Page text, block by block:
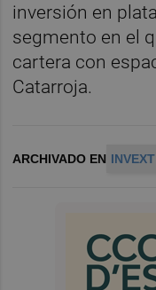
inversión en
segmento en el
cartera con
Catarroja.
ARCHIVADO EN